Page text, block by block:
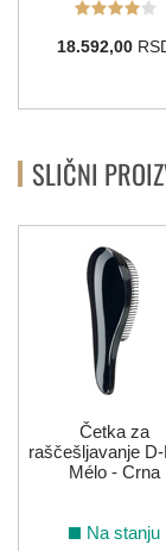
18.592,00
SLIČNI
Četka za
raščešljavanje
Mélo - Crna
Na stanju